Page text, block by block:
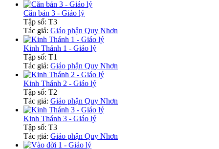
Căn bản 3 - Giáo lý
Tập số: T3
Tác giả: Giáo phận Quy Nhơn
Kinh Thánh 1 - Giáo lý
Tập số: T1
Tác giả: Giáo phận Quy Nhơn
Kinh Thánh 2 - Giáo lý
Tập số: T2
Tác giả: Giáo phận Quy Nhơn
Kinh Thánh 3 - Giáo lý
Tập số: T3
Tác giả: Giáo phận Quy Nhơn